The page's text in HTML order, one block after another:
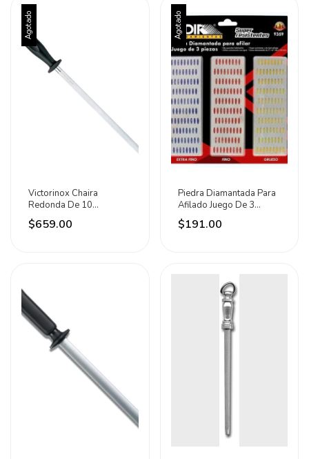
Agotado
Victorinox Chaira
Redonda De 10
Pulgadas, Con Mango
De Nylon Negro
$659.00
Agotado
Piedra Diamantada Para
Afilado Juego De 3
Piezas Adir
$191.00